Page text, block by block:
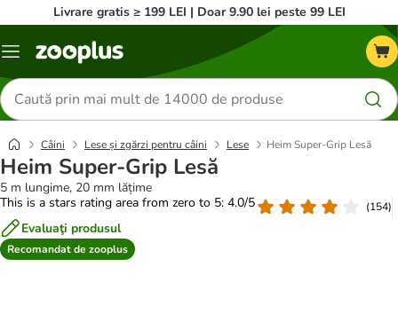
Livrare gratis ≥ 199 LEI | Doar 9.90 lei peste 99 LEI
Categorii
Căutare
produse
Câini Lese și zgărzi pentru câini Lese Heim Super-Grip Lesă
Heim Super-Grip Lesă
5 m lungime, 20 mm lățime
This is a stars rating area from zero to 5: 4.0/5
(154)
Evaluaţi produsul
Recomandat de zooplus